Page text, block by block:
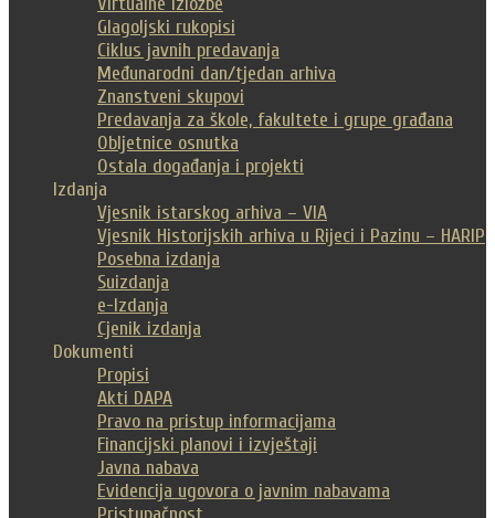
Glagoljski rukopisi
Ciklus javnih predavanja
Međunarodni dan/tjedan arhiva
Znanstveni skupovi
Predavanja za škole, fakultete i grupe građana
Obljetnice osnutka
Ostala događanja i projekti
Izdanja
Vjesnik istarskog arhiva – VIA
Vjesnik Historijskih arhiva u Rijeci i Pazinu – HARIP
Posebna izdanja
Suizdanja
e-Izdanja
Cjenik izdanja
Dokumenti
Propisi
Akti DAPA
Pravo na pristup informacijama
Financijski planovi i izvještaji
Javna nabava
Evidencija ugovora o javnim nabavama